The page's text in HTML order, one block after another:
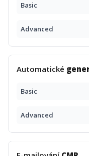
Basic
Advanced
Automatické
Basic
Advanced